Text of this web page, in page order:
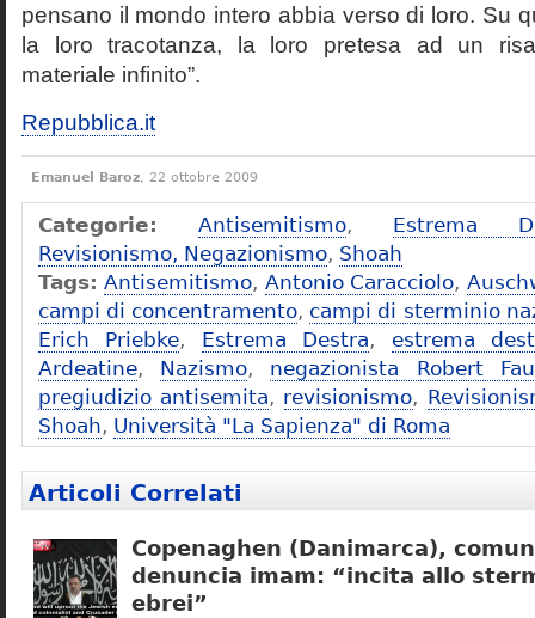
pensano il mondo intero abbia verso di loro. Su
la loro tracotanza, la loro pretesa ad un
materiale infinito”.
Repubblica.it
Emanuel Baroz, 22 ottobre 2009
Categorie: Antisemitismo, Estrema
Revisionismo, Negazionismo, Shoah
Tags: Antisemitismo, Antonio Caracciolo,
campi di concentramento, campi di sterminio
Erich Priebke, Estrema Destra, estrema
Ardeatine, Nazismo, negazionista Robert
pregiudizio antisemita, revisionismo,
Shoah, Università "La Sapienza" di Roma
Articoli Correlati
Copenaghen (Danimarca),
denuncia imam: “incita allo
ebrei”